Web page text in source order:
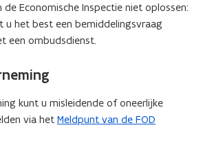
de Economische Inspectie niet oplossen:
u het best een bemiddelingsvraag
een ombudsdienst.
kunt u misleidende of oneerlijke
via het Meldpunt van de FOD
(